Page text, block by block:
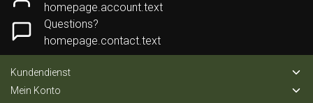
homepage.account.text
Questions?
homepage.contact.text
Kundendienst
Mein Konto